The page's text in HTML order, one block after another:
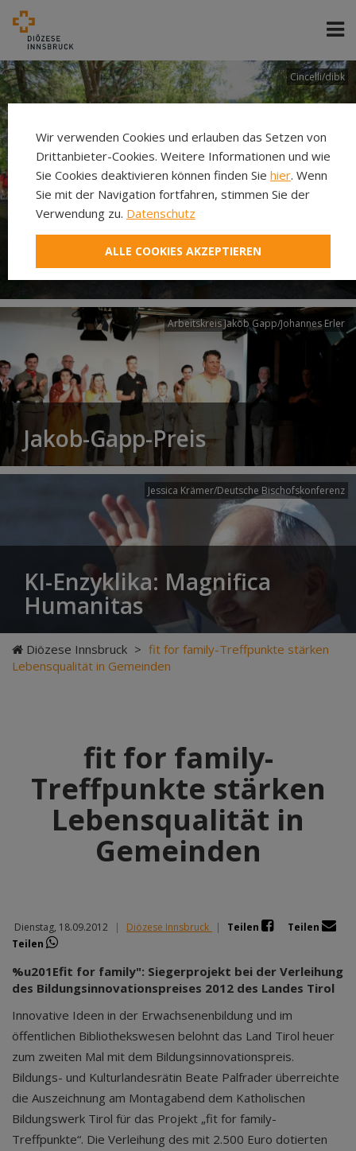
Cincelli/dibk
Neuer Pilgerweg Via
Laudato si’
Arbeitskreis Jakob Gapp/Johannes Erler
Jakob-Gapp-Preis
Jessica Krämer/Deutsche Bischofskonferenz
KI-Enzyklika: Magnifica
Humanitas
Diözese Innsbruck > fit for family-Treffpunkte stärken
Lebensqualität in Gemeinden
fit for family-
Treffpunkte stärken
Lebensqualität in
Gemeinden
Dienstag, 18.09.2012 | Diözese Innsbruck | Teilen
Teilen
Teilen
%u201Efit for family": Siegerprojekt bei der Verleihung
des Bildungsinnovationspreises 2012 des Landes Tirol
Innovative Ideen in der Erwachsenenbildung und im
öffentlichen Bibliothekswesen belohnt das Land Tirol heuer
zum zweiten Mal mit dem Bildungsinnovationspreis.
Bildungs- und Kulturlandesrätin Beate Palfrader überreichte
die Auszeichnung am Montagabend dem Katholischen
Bildungswerk Tirol für das Projekt „fit for family-
Treffpunkte“. Die Verleihung des mit 2.500 Euro dotierten
Wir verwenden Cookies und erlauben das Setzen von
Drittanbieter-Cookies. Weitere Informationen und wie
Sie Cookies deaktivieren können finden Sie hier. Wenn
Sie mit der Navigation fortfahren, stimmen Sie der
Verwendung zu. Datenschutz
ALLE COOKIES AKZEPTIEREN